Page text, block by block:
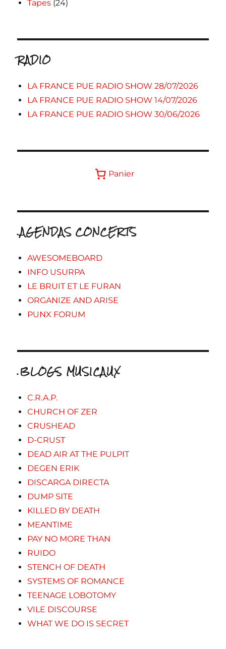
Tapes (24)
RADIO
LA FRANCE PUE RADIO SHOW 28/07/2026
LA FRANCE PUE RADIO SHOW 14/07/2026
LA FRANCE PUE RADIO SHOW 30/06/2026
Panier
.AGENDAS CONCERTS
AWESOMEBOARD
INFO USURPA
LE BRUIT ET LE FURAN
ORGANIZE AND ARISE
PUNX FORUM
.BLOGS MUSICAUX
C.R.A.P.
CHURCH OF ZER
CRUSHEAD
D-CRUST
DEAD AIR AT THE PULPIT
DEGEN ERIK
DISCARGA DIRECTA
DUMP SITE
KILLED BY DEATH
MEANTIME
PAY NO MORE THAN
RUIDO
STENCH OF DEATH
SYSTEMS OF ROMANCE
TEENAGE LOBOTOMY
VILE DISCOURSE
WHAT WE DO IS SECRET